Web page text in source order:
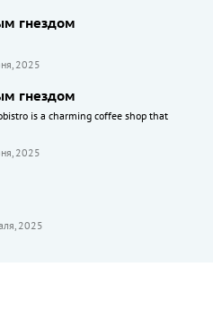
гнездом
2025
гнездом
is a charming coffee shop that
2025
2025